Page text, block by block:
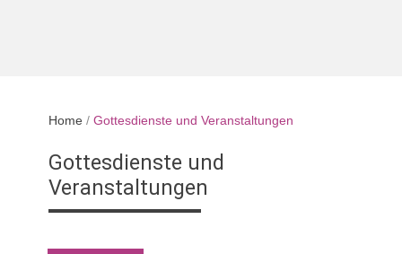
Home / Gottesdienste und Veranstaltungen
Gottesdienste und
Veranstaltungen